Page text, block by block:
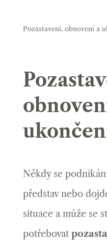
Pozastavení, obnovení a
Někdy se
představ nebo
situace a může se
potřebovat